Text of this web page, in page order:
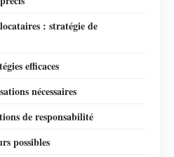
: stratégie de
efficaces
nécessaires
de responsabilité
possibles